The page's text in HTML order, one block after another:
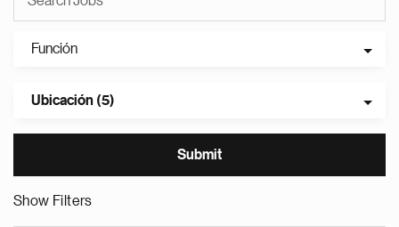
Función
Ubicación (5)
Show Filters